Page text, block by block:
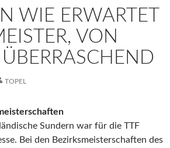
WIE ERWARTET
VON
TOPEL
Sundern war für die TTF
Bei den Bezirksmeisterschaften des